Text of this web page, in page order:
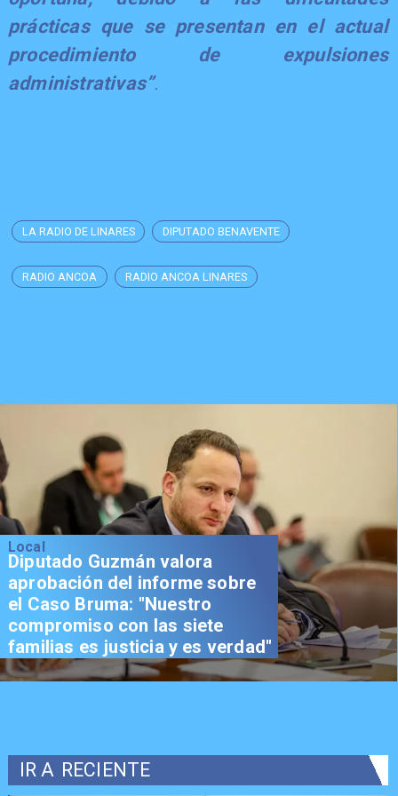
prácticas que se presentan en el actual
procedimiento de expulsiones
administrativas”.
LA RADIO DE LINARES DIPUTADO BENAVENTE
RADIO ANCOA RADIO ANCOA LINARES
Local
Diputado Guzmán valora
aprobación del informe sobre
el Caso Bruma: "Nuestro
compromiso con las siete
familias es justicia y es verdad"
IR A RECIENTE